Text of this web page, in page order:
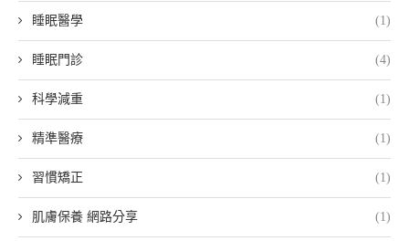
睡眠醫學 (1)
睡眠門診 (4)
科學減重 (1)
精準醫療 (1)
習慣矯正 (1)
肌膚保養 網路分享 (1)